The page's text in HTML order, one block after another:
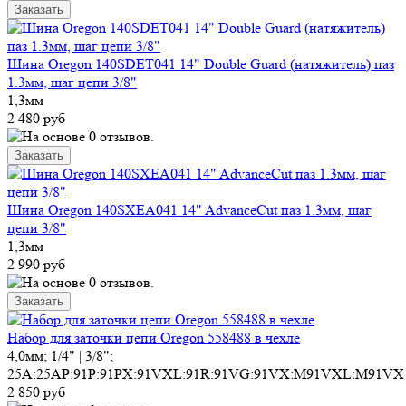
Шина Oregon 140SDET041 14" Double Guard (натяжитель) паз
1.3мм, шаг цепи 3/8"
1,3мм
2 480 руб
Шина Oregon 140SXEA041 14" AdvanceCut паз 1.3мм, шаг
цепи 3/8"
1,3мм
2 990 руб
Набор для заточки цепи Oregon 558488 в чехле
4,0мм; 1/4" | 3/8";
25A:25AP:91P:91PX:91VXL:91R:91VG:91VX:M91VXL:M91VX
2 850 руб